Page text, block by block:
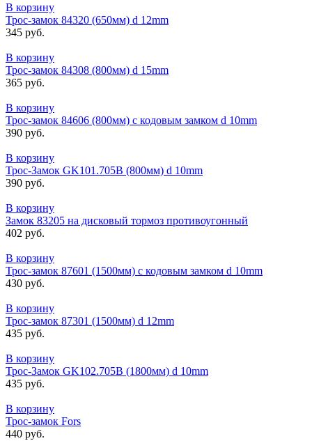
В корзину
Трос-замок 84320 (650мм) d 12mm
345 руб.
В корзину
Трос-замок 84308 (800мм) d 15mm
365 руб.
В корзину
Трос-замок 84606 (800мм) с кодовым замком d 10mm
390 руб.
В корзину
Трос-Замок GK101.705В (800мм) d 10mm
390 руб.
В корзину
Замок 83205 на дисковый тормоз противоугонный
402 руб.
В корзину
Трос-замок 87601 (1500мм) с кодовым замком d 10mm
430 руб.
В корзину
Трос-замок 87301 (1500мм) d 12mm
435 руб.
В корзину
Трос-Замок GK102.705В (1800мм) d 10mm
435 руб.
В корзину
Трос-замок Fors
440 руб.